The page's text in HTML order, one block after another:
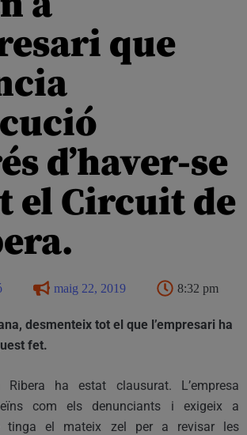
que
d’haver-se
el Circuit de
maig 22, 2019 8:32 pm
desmenteix tot el que l’empresari ha
fet.
ha estat clausurat. L’empresa
com els denunciants i exigeix a
tinga el mateix zel per a revisar les